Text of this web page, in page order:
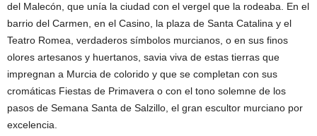
del Malecón, que unía la ciudad con el vergel que la rodeaba. En el
barrio del Carmen, en el Casino, la plaza de Santa Catalina y el
Teatro Romea, verdaderos símbolos murcianos, o en sus finos
olores artesanos y huertanos, savia viva de estas tierras que
impregnan a Murcia de colorido y que se completan con sus
cromáticas Fiestas de Primavera o con el tono solemne de los
pasos de Semana Santa de Salzillo, el gran escultor murciano por
excelencia.